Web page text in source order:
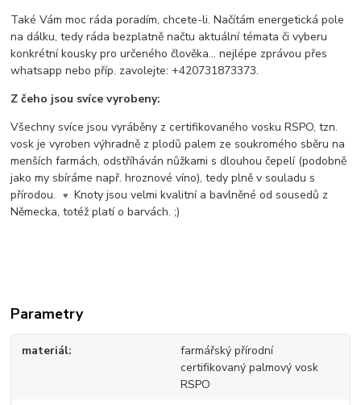
Také Vám moc ráda poradím, chcete-li. Načítám energetická pole
na dálku, tedy ráda bezplatně načtu aktuální témata či vyberu
konkrétní kousky pro určeného člověka... nejlépe zprávou přes
whatsapp nebo příp. zavolejte: +420731873373.
Z čeho jsou svíce vyrobeny:
Všechny svíce jsou vyráběny z certifikovaného vosku RSPO, tzn.
vosk je vyroben výhradně z plodů palem ze soukromého sběru na
menších farmách, odstříháván nůžkami s dlouhou čepelí (podobně
jako my sbíráme např. hroznové víno), tedy plně v souladu s
přírodou.
♥ Knoty jsou velmi kvalitní a bavlněné od sousedů z
Německa, totéž platí o barvách. ;)
Parametry
materiál
farmářský přírodní
certifikovaný palmový vosk
RSPO